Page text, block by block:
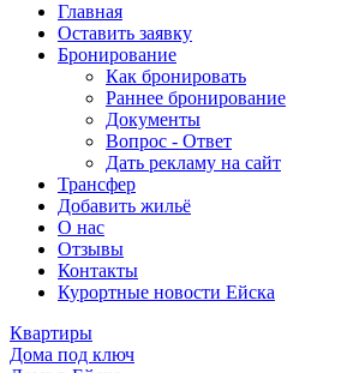
Главная
Оставить заявку
Бронирование
Как бронировать
Раннее бронирование
Документы
Вопрос - Ответ
Дать рекламу на сайт
Трансфер
Добавить жильё
О нас
Отзывы
Контакты
Курортные новости Ейска
Квартиры
Дома под ключ